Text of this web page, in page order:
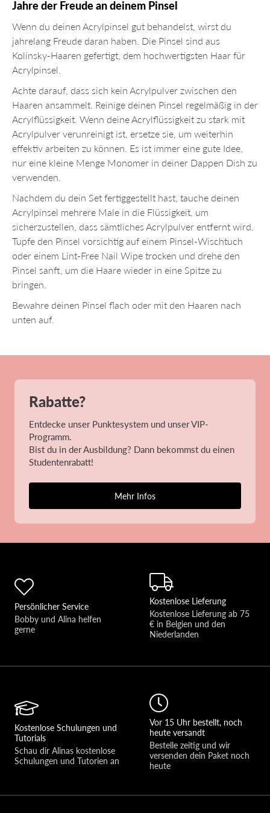
Jahre der Freude an deinem Pinsel
Wenn du deinen Acrylpinsel gut behandelst, wirst du
jahrelang Freude daran haben. Die Pinsel sind aus
Kolinsky-Haaren gefertigt, dem hochwertigsten Haar für
Acrylpinsel.
Achte darauf, dass sich kein Acrylpulver zwischen den
Haaren ansammelt. Reinige deinen Pinsel regelmäßig in der
Acrylflüssigkeit. Wenn deine Acrylflüssigkeit zu stark mit
Acrylpulver verunreinigt ist, ersetze sie, um weiterhin
effektiv arbeiten zu können. Es ist immer eine gute Idee,
nur eine kleine Menge Monomer in deiner Dappen Dish zu
verwenden.
Nachdem du dein Set fertiggestellt hast, tauche deinen
Acrylpinsel mehrere Male in die Flüssigkeit, um
sicherzustellen, dass sämtliches Acrylpulver entfernt wird.
Tupfe den Pinsel vorsichtig auf einem Pinsel-Wischtuch
oder einem Lint-Free Nail Wipe trocken und drehe den
Pinsel sanft, um die Haare wieder in eine Spitze zu
bringen.
Bewahre deinen Pinsel flach oder mit den Haaren nach
unten auf.
Rabatte?
Entdecke unser Punktesystem und unser VIP-
Programm.
Bist du in der Ausbildung? Dann bekommst du einen
Studentenrabatt!
Mehr Infos
Persönlicher Service
Bobby und Alina helfen
gerne
Kostenlose Lieferung
Kostenlose Lieferung ab 75
€ in Belgien und den
Niederlanden
Kostenlose Schulungen und
Tutorials
Schau dir Alinas kostenlose
Schulungen und Tutorien an
Vor 15 Uhr bestellt, noch
heute versandt
Bestelle zeitig und wir
versenden dein Paket noch
heute